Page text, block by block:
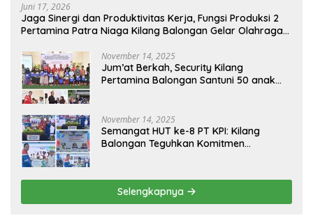
Juni 17, 2026
Jaga Sinergi dan Produktivitas Kerja, Fungsi Produksi 2
Pertamina Patra Niaga Kilang Balongan Gelar Olahraga
November 14, 2025
Jum’at Berkah, Security Kilang
Pertamina Balongan Santuni 50 anak
November 14, 2025
Semangat HUT ke-8 PT KPI: Kilang
Balongan Teguhkan Komitmen
Pendidikan
Selengkapnya